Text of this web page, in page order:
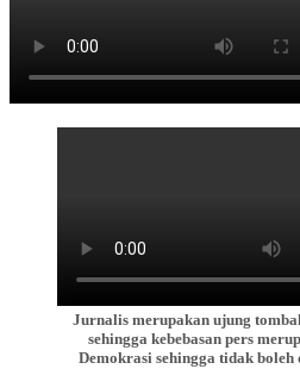
Jurnalis merupakan ujung
sehingga kebebasan pers
Demokrasi sehingga tidak